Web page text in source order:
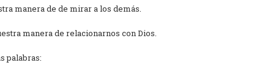
manera de de mirar a los demás.
manera de relacionarnos con Dios.
palabras: